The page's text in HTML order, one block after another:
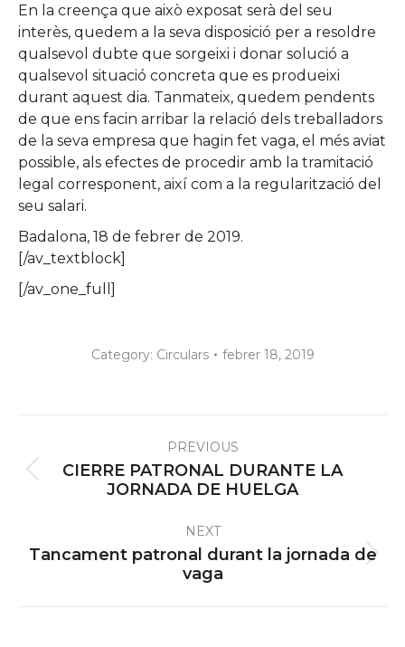
En la creença que això exposat serà del seu
interès, quedem a la seva disposició per a resoldre
qualsevol dubte que sorgeixi i donar solució a
qualsevol situació concreta que es produeixi
durant aquest dia. Tanmateix, quedem pendents
de que ens facin arribar la relació dels treballadors
de la seva empresa que hagin fet vaga, el més aviat
possible, als efectes de procedir amb la tramitació
legal corresponent, així com a la regularització del
seu salari.
Badalona, 18 de febrer de 2019.
[/av_textblock]
[/av_one_full]
Category: Circulars febrer 18, 2019
navigationPREVIOUS
Previous
post:
CIERRE PATRONAL DURANTE LA
JORNADA DE HUELGA
NEXT
Next
post:
Tancament patronal durant la jornada de
vaga